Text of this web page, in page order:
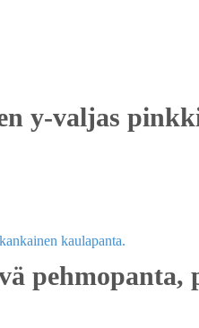
y-valjas
pehmopanta,